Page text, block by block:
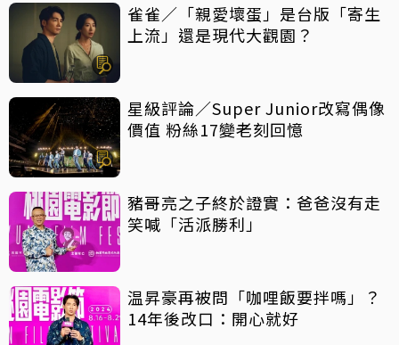
雀雀／「親愛壞蛋」是台版「寄生
上流」還是現代大觀園？
星級評論／Super Junior改寫偶像
價值 粉絲17變老刻回憶
豬哥亮之子終於證實：爸爸沒有走
笑喊「活派勝利」
温昇豪再被問「咖哩飯要拌嗎」？
14年後改口：開心就好